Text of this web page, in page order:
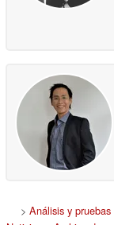
> Análisis y